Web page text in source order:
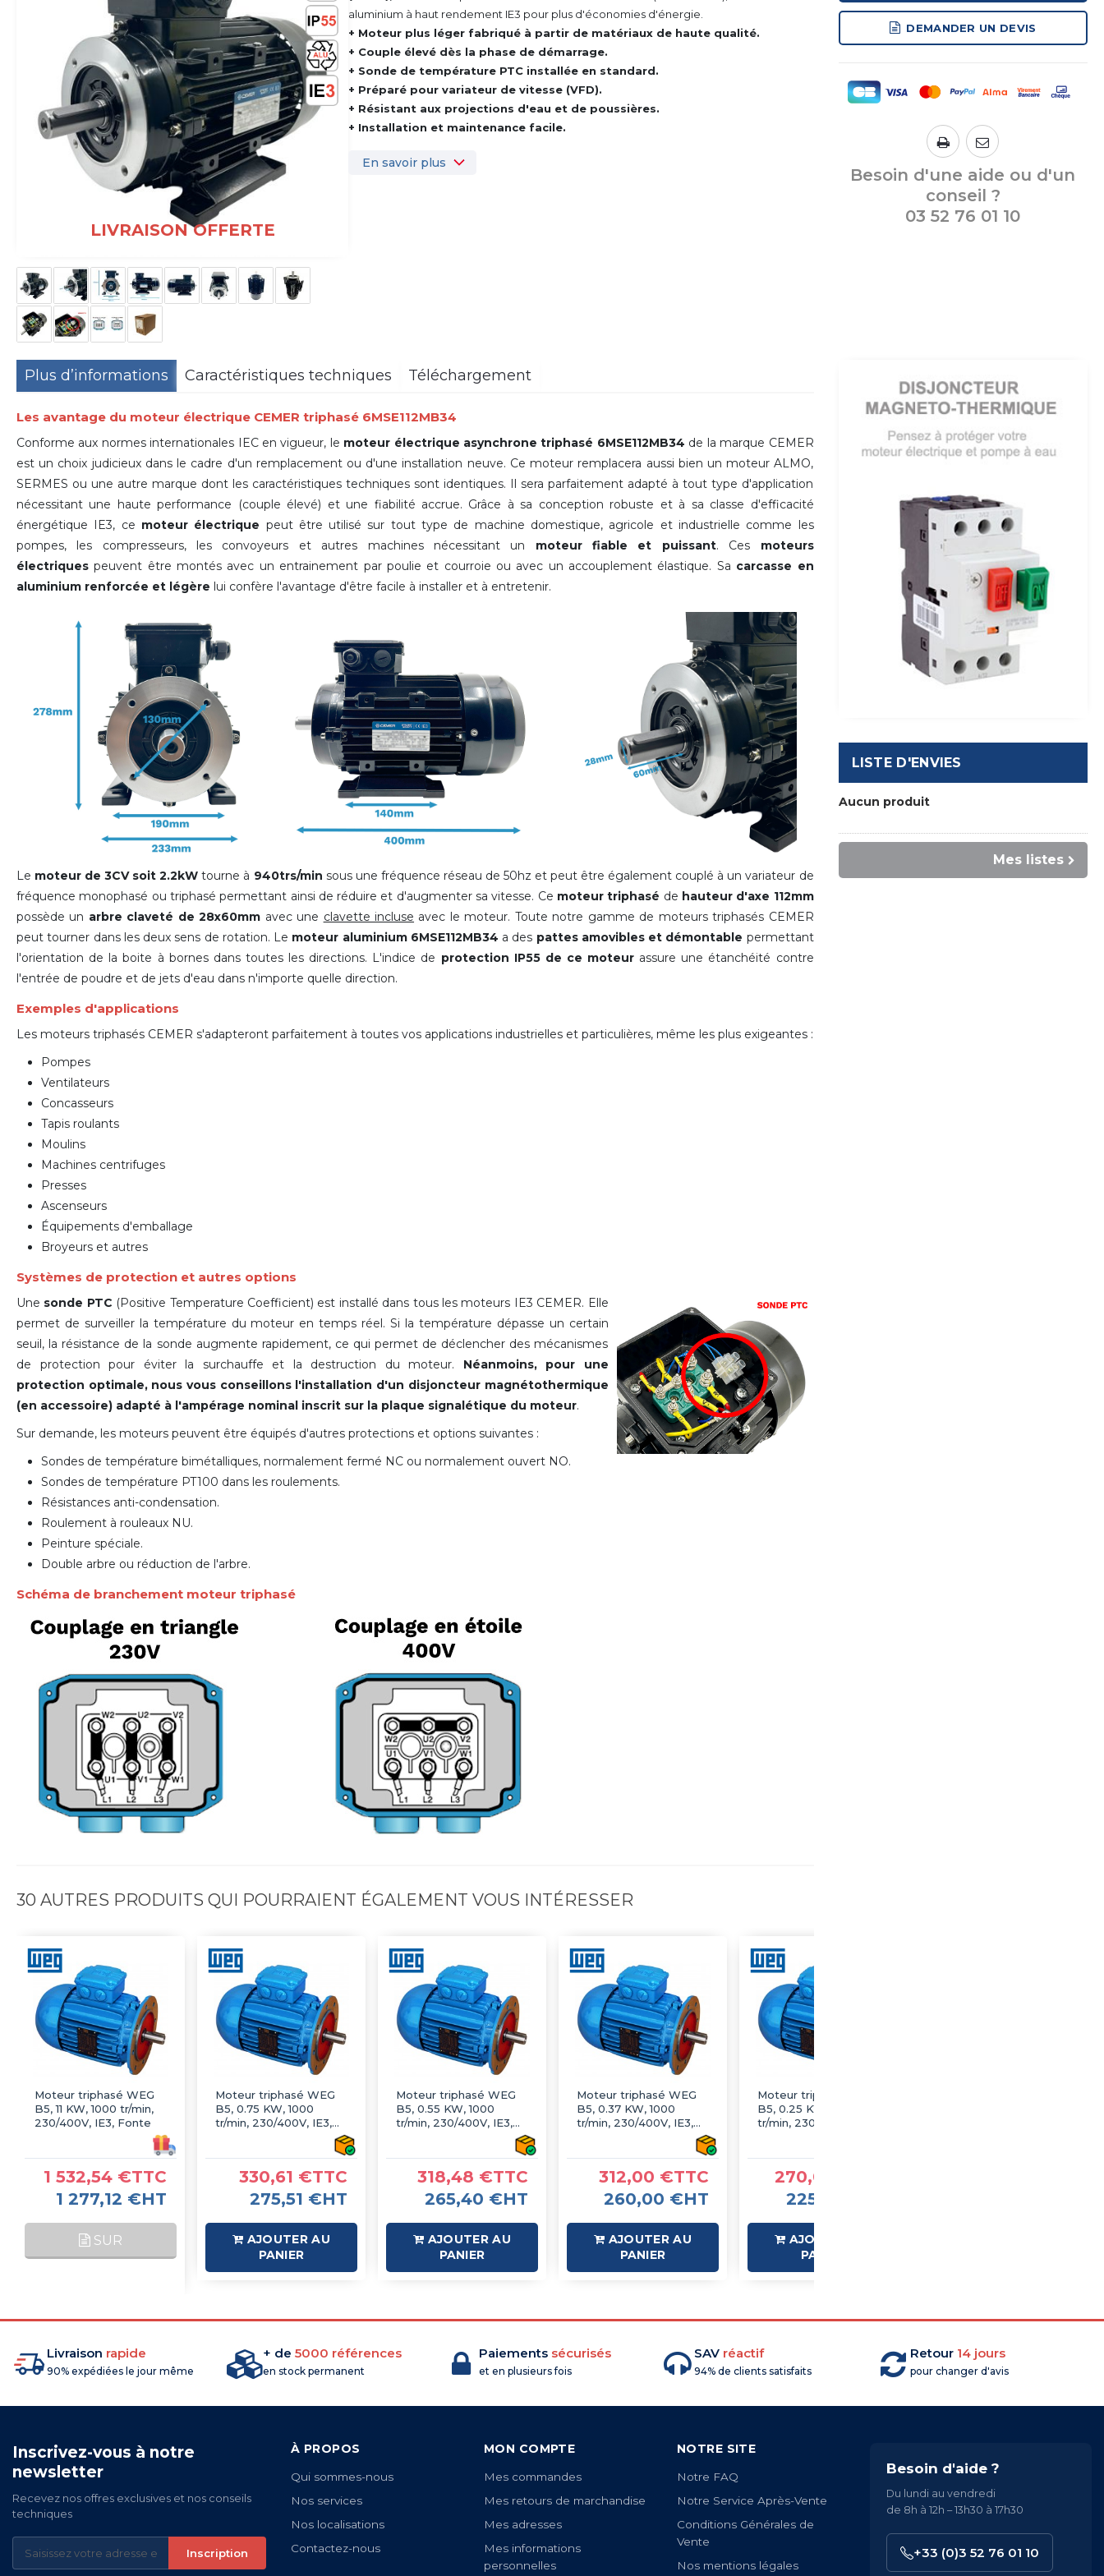
LIVRAISON OFFERTE
aluminium à haut rendement IE3 pour plus d'économies d'énergie.
+ Moteur plus léger fabriqué à partir de matériaux de haute qualité.
+ Couple élevé dès la phase de démarrage.
+ Sonde de température PTC installée en standard.
+ Préparé pour variateur de vitesse (VFD).
+ Résistant aux projections d'eau et de poussières.
+ Installation et maintenance facile.
En savoir plus
DEMANDER UN DEVIS
Besoin d'une aide ou d'un
conseil ?
03 52 76 01 10
Plus d’informations Caractéristiques techniques Téléchargement
Les avantage du moteur électrique CEMER triphasé 6MSE112MB34
Conforme aux normes internationales IEC en vigueur, le moteur électrique asynchrone triphasé 6MSE112MB34 de la marque CEMER
est un choix judicieux dans le cadre d'un remplacement ou d'une installation neuve. Ce moteur remplacera aussi bien un moteur ALMO,
SERMES ou une autre marque dont les caractéristiques techniques sont identiques. Il sera parfaitement adapté à tout type d'application
nécessitant une haute performance (couple élevé) et une fiabilité accrue. Grâce à sa conception robuste et à sa classe d'efficacité
énergétique IE3, ce moteur électrique peut être utilisé sur tout type de machine domestique, agricole et industrielle comme les
pompes, les compresseurs, les convoyeurs et autres machines nécessitant un moteur fiable et puissant. Ces moteurs
électriques peuvent être montés avec un entrainement par poulie et courroie ou avec un accouplement élastique. Sa carcasse en
aluminium renforcée et légère lui confère l'avantage d'être facile à installer et à entretenir.
Le moteur de 3CV soit 2.2kW tourne à 940trs/min sous une fréquence réseau de 50hz et peut être également couplé à un variateur de
fréquence monophasé ou triphasé permettant ainsi de réduire et d'augmenter sa vitesse. Ce moteur triphasé de hauteur d'axe 112mm
possède un arbre claveté de 28x60mm avec une clavette incluse avec le moteur. Toute notre gamme de moteurs triphasés CEMER
peut tourner dans les deux sens de rotation. Le moteur aluminium 6MSE112MB34 a des pattes amovibles et démontable permettant
l'orientation de la boite à bornes dans toutes les directions. L'indice de protection IP55 de ce moteur assure une étanchéité contre
l'entrée de poudre et de jets d'eau dans n'importe quelle direction.
Exemples d'applications
Les moteurs triphasés CEMER s'adapteront parfaitement à toutes vos applications industrielles et particulières, même les plus exigeantes :
Pompes
Ventilateurs
Concasseurs
Tapis roulants
Moulins
Machines centrifuges
Presses
Ascenseurs
Équipements d'emballage
Broyeurs et autres
Systèmes de protection et autres options
Une sonde PTC (Positive Temperature Coefficient) est installé dans tous les moteurs IE3 CEMER. Elle
permet de surveiller la température du moteur en temps réel. Si la température dépasse un certain
seuil, la résistance de la sonde augmente rapidement, ce qui permet de déclencher des mécanismes
de protection pour éviter la surchauffe et la destruction du moteur. Néanmoins, pour une
protection optimale, nous vous conseillons l'installation d'un disjoncteur magnétothermique
(en accessoire) adapté à l'ampérage nominal inscrit sur la plaque signalétique du moteur.
Sur demande, les moteurs peuvent être équipés d'autres protections et options suivantes :
Sondes de température bimétalliques, normalement fermé NC ou normalement ouvert NO.
Sondes de température PT100 dans les roulements.
Résistances anti-condensation.
Roulement à rouleaux NU.
Peinture spéciale.
Double arbre ou réduction de l'arbre.
Schéma de branchement moteur triphasé
30 AUTRES PRODUITS QUI POURRAIENT ÉGALEMENT VOUS INTÉRESSER
Moteur triphasé WEG
B5, 11 KW, 1000 tr/min,
230/400V, IE3, Fonte
1 532,54 €TTC
1 277,12 €HT
SUR
Moteur triphasé WEG
B5, 0.75 KW, 1000
tr/min, 230/400V, IE3,
330,61 €TTC
275,51 €HT
AJOUTER AU
PANIER
Moteur triphasé WEG
B5, 0.55 KW, 1000
tr/min, 230/400V, IE3,
318,48 €TTC
265,40 €HT
AJOUTER AU
PANIER
Moteur triphasé WEG
B5, 0.37 KW, 1000
tr/min, 230/400V, IE3,
312,00 €TTC
260,00 €HT
AJOUTER AU
PANIER
Moteur triphasé WEG
B5, 0.25 KW, 1000
tr/min, 230/400V, IE3,
270,00 €TTC
225,00 €HT
AJOUTER AU
PANIER
LISTE D'ENVIES
Aucun produit
Mes listes
Livraison rapide
90% expédiées le jour même
+ de 5000 références
en stock permanent
Paiements sécurisés
et en plusieurs fois
SAV réactif
94% de clients satisfaits
Retour 14 jours
pour changer d'avis
Inscrivez-vous à notre
newsletter
Recevez nos offres exclusives et nos conseils
techniques
Inscription
À PROPOS
Qui sommes-nous
Nos services
Nos localisations
Contactez-nous
MON COMPTE
Mes commandes
Mes retours de marchandise
Mes adresses
Mes informations
personnelles
NOTRE SITE
Notre FAQ
Notre Service Après-Vente
Conditions Générales de
Vente
Nos mentions légales
Besoin d'aide ?
Du lundi au vendredi
de 8h à 12h – 13h30 à 17h30
+33 (0)3 52 76 01 10